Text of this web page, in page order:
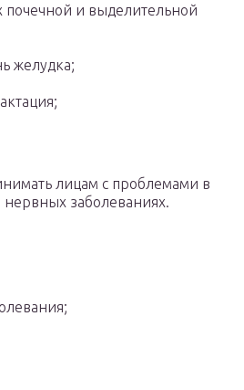
и выделительной
желудка;
лицам с проблемами в
заболеваниях.